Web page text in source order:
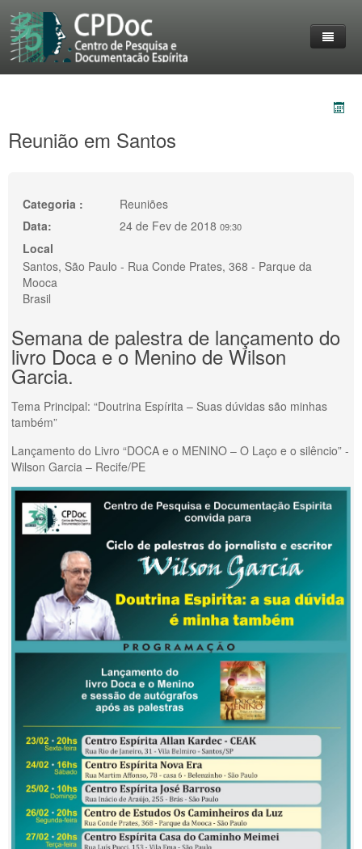
Reunião em Santos
Categoria :
Reuniões
Data:
24 de Fev de 2018 09:30
Local
Santos, São Paulo - Rua Conde Prates, 368 - Parque da
Mooca
Brasil
Semana de palestra de lançamento do
livro Doca e o Menino de Wilson
Garcia.
Tema Principal: “Doutrina Espírita – Suas dúvidas são minhas
também”
Lançamento do Livro “DOCA e o MENINO – O Laço e o silêncio” -
Wilson Garcia – Recife/PE
Reuniões
Destaques
Lives Realizadas
Personalidades em destaque
Coleção Livre-Pensar
Acervo
Imprensa
Fotos
Trabalhos
Contato